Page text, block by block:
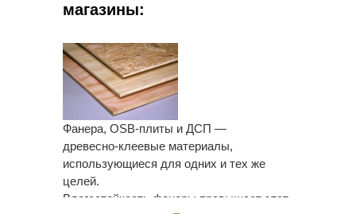
магазины:
Фанера, OSB-плиты и ДСП —
древесно-клеевые материалы,
использующиеся для одних и тех же
целей.
Влагостойкость фанеры превышает этот